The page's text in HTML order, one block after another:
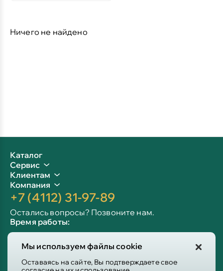
Мы используем файлы cookie
Оставаясь на сайте, Вы подтверждаете свое
Ничего не найдено
Каталог
Сервис
Клиентам
Компания
+7 (4112) 31-97-89
Остались вопросы? Позвоните нам.
Время работы:
Сб-вс: 10:00 - 19:00
Info@victoria-mebel.ru